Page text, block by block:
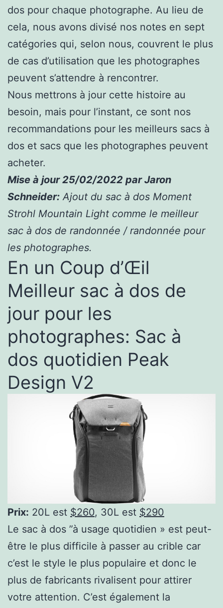
dos pour chaque photographe. Au lieu de
cela, nous avons divisé nos notes en sept
catégories qui, selon nous, couvrent le plus
de cas d’utilisation que les photographes
peuvent s’attendre à rencontrer.
Nous mettrons à jour cette histoire au
besoin, mais pour l’instant, ce sont nos
recommandations pour les meilleurs sacs à
dos et sacs que les photographes peuvent
acheter.
Mise à jour 25/02/2022 par Jaron
Schneider: Ajout du sac à dos Moment
Strohl Mountain Light comme le meilleur
sac à dos de randonnée / randonnée pour
les photographes.
En un Coup d’Œil
Meilleur sac à dos de
jour pour les
photographes: Sac à
dos quotidien Peak
Design V2
Prix: 20L est $260, 30L est $290
Le sac à dos ”à usage quotidien » est peut-
être le plus difficile à passer au crible car
c’est le style le plus populaire et donc le
plus de fabricants rivalisent pour attirer
votre attention. C’est également la